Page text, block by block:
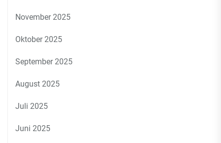
November 2025
Oktober 2025
September 2025
August 2025
Juli 2025
Juni 2025